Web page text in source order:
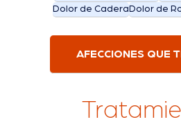
Dolor de Cadera Dolor de
AFECCIONES QUE